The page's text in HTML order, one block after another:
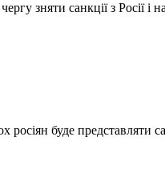
зняти санкції з Росії
росіян буде